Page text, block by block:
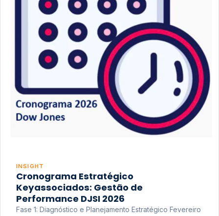
INSIGHT
Cronograma Estratégico
Keyassociados: Gestão de
Performance DJSI 2026
Fase 1: Diagnóstico e Planejamento Estratégico Fevereiro